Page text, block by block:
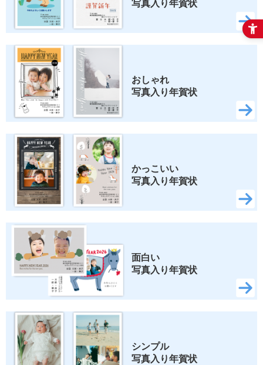
写真入り年賀状
おしゃれ
写真入り年賀状
かっこいい
写真入り年賀状
面白い
写真入り年賀状
シンプル
写真入り年賀状